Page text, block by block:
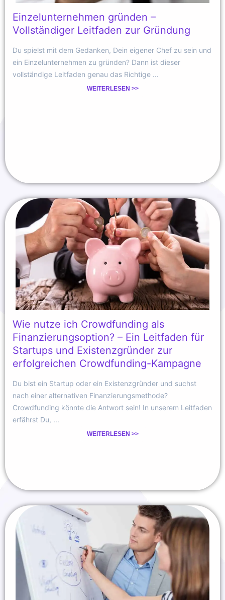
Einzelunternehmen gründen –
Vollständiger Leitfaden zur Gründung
Du spielst mit dem Gedanken, Dein eigener Chef zu sein und
ein Einzelunternehmen zu gründen? Dann ist dieser
vollständige Leitfaden genau das Richtige ...
WEITERLESEN >>
Wie nutze ich Crowdfunding als
Finanzierungsoption? – Ein Leitfaden für
Startups und Existenzgründer zur
erfolgreichen Crowdfunding-Kampagne
Du bist ein Startup oder ein Existenzgründer und suchst
nach einer alternativen Finanzierungsmethode?
Crowdfunding könnte die Antwort sein! In unserem Leitfaden
erfährst Du, ...
WEITERLESEN >>